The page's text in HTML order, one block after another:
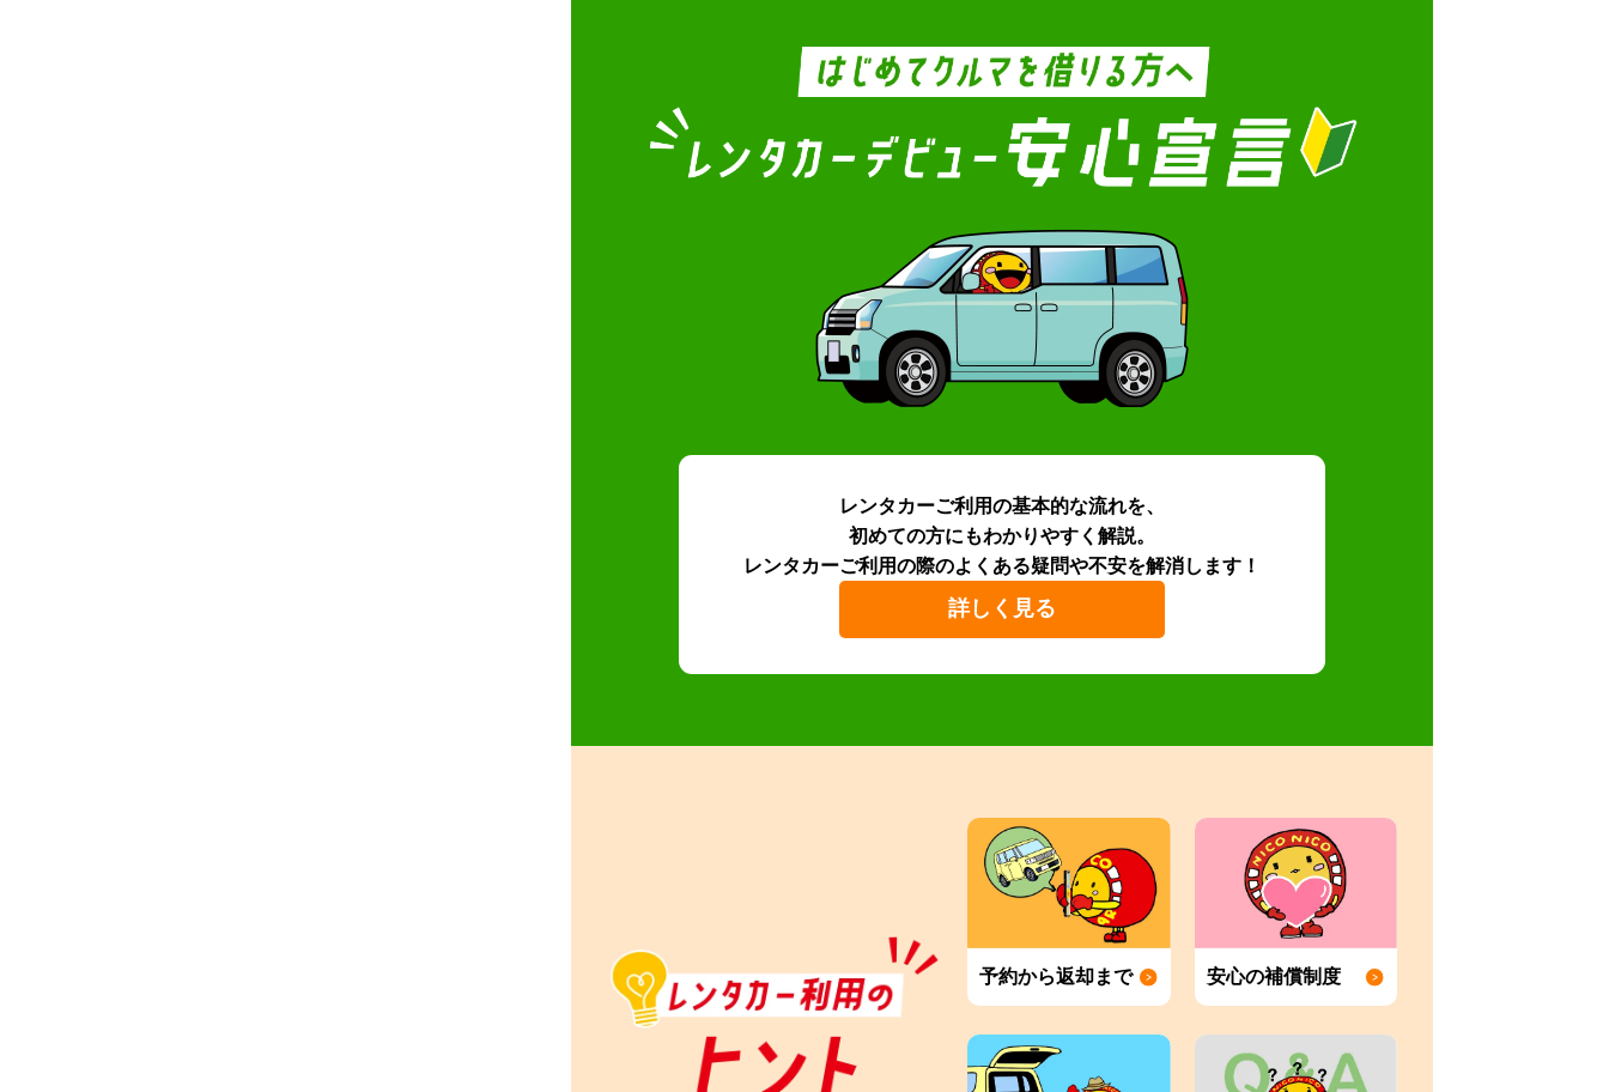
レンタカーご利用の基本的な流れを、
初めての方にもわかりやすく解説。
レンタカーご利用の際のよくある疑問や不安を解消します！
詳しく見る
予約から返却まで 安心の補償制度